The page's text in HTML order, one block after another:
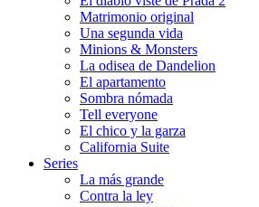
Matrimonio original
Una segunda vida
Minions & Monsters
La odisea de Dandelion
El apartamento
Sombra nómada
Tell everyone
El chico y la garza
California Suite
Series
La más grande
Contra la ley